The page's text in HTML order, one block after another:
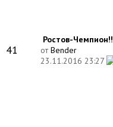
41
Ростов-
отBender
23.11.2016 23:27